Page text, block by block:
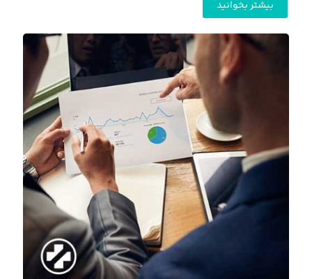
بیشتر بخوانید